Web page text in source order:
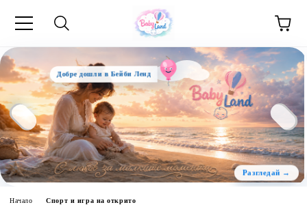
Добре дошли в Бейби Ленд
Начало Спорт и игра на открито